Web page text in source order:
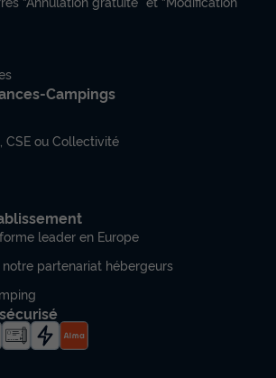
Campings
CSE ou Collectivité
leader en Europe
partenariat hébergeurs